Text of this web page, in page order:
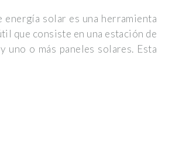
energía solar es una herramienta
que consiste en una estación de
uno o más paneles solares. Esta